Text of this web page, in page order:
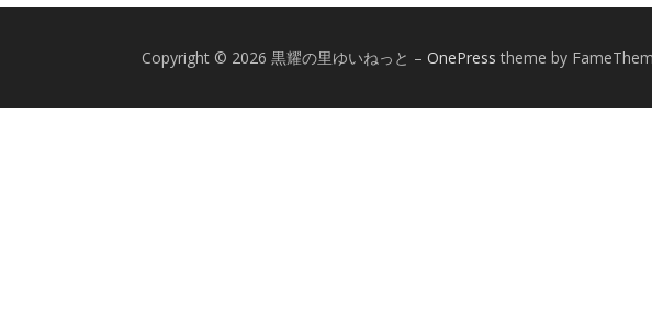
Copyright © 2026 黒耀の里ゆいねっと – OnePress theme by